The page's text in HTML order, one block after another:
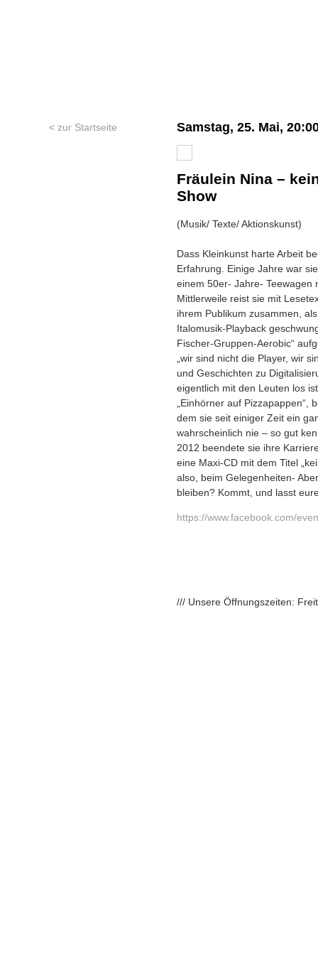
< zur Startseite Samstag, 25. Mai,
Fräulein Nina –
Show
(Musik/ Texte/ Aktionskunst)
Dass Kleinkunst harte Arbeit
Erfahrung. Einige Jahre war
einem 50er- Jahre- Teewagen
Mittlerweile reist sie mit
ihrem Publikum zusammen,
Italomusik-Playback
Fischer-Gruppen-Aerobic“
„wir sind nicht die Player, wir
und Geschichten zu
eigentlich mit den Leuten los
„Einhörner auf
dem sie seit einiger Zeit ein
wahrscheinlich nie – so gut
2012 beendete sie ihre
eine Maxi-CD mit dem Titel
also, beim Gelegenheiten-
bleiben? Kommt, und lasst
https://www.facebook.com/
/// Unsere Öffnungszeiten: